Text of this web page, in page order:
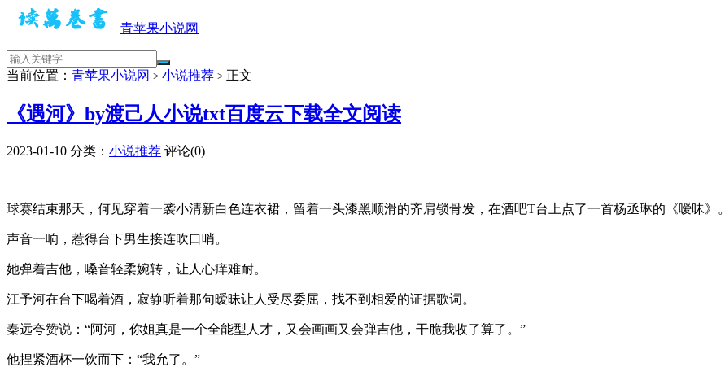
青苹果小说网
当前位置： 青苹果小说网 > 小说推荐 > 正文
《遇河》by渡己人小说txt百度云下载全文阅读
2023-01-10 分类： 小说推荐 评论(0)
球赛结束那天，何见穿着一袭小清新白色连衣裙，留着一头漆黑顺滑的齐肩锁骨发，在酒吧T台上点了一首杨丞琳的《暧昧》。
声音一响，惹得台下男生接连吹口哨。
她弹着吉他，嗓音轻柔婉转，让人心痒难耐。
江予河在台下喝着酒，寂静听着那句暧昧让人受尽委屈，找不到相爱的证据歌词。
秦远夸赞说：“阿河，你姐真是一个全能型人才，又会画画又会弹吉他，干脆我收了算了。”
他捏紧酒杯一饮而下：“我允了。”